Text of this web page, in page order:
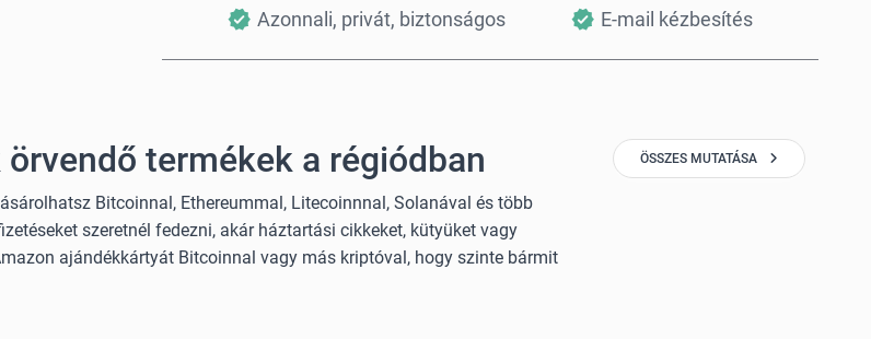
Azonnali, privát, biztonságos E-mail kézbesítés
termékek a régiódban
Bitcoinnal, Ethereummal, Litecoinnnal, Solanával és több
szeretnél fedezni, akár háztartási cikkeket, kütyüket vagy
ajándékkártyát Bitcoinnal vagy más kriptóval, hogy szinte bármit
ÖSSZES MUTATÁSA